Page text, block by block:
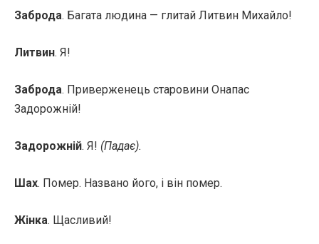
Заброда. Багата людина — глитай Литвин Михайло!
Литвин. Я!
Заброда. Приверженець старовини Онапас
Задорожній!
Задорожній. Я! (Падає).
Шах. Помер. Названо його, і він помер.
Жінка. Щасливий!